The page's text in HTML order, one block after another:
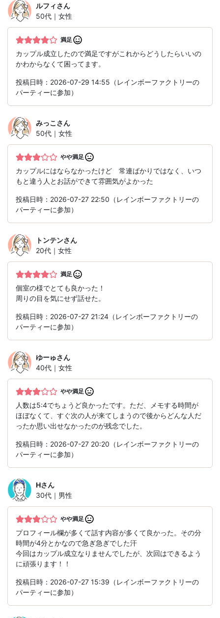
ルフィさん
50代｜女性
満足
カップル成立したので満足ですがこれからどうしたらいいの
かわからなくて困ってます。
投稿日時：2026-07-29 14:55（レインボーファクトリーの
パーティーに参加）
みっこ さん
50代｜女性
やや満足
カップルにはならなかったけど 常連ばかりではなく、いつ
もと違う人とお話ができて雰囲気がよかった
投稿日時：2026-07-27 22:50（レインボーファクトリーの
パーティーに参加）
トンテンさん
20代｜女性
満足
個室の様でとても良かった！
周りの目を気にせず話せた。
投稿日時：2026-07-27 21:24（レインボーファクトリーの
パーティーに参加）
ゆーゅさん
40代｜女性
やや満足
人数は5:4でちょうど良かったです。ただ、メモする時間が
ほぼなくて、すぐ次の人が来てしまうので後からどんな人だ
ったか思い出せなかったのが残念でした。
投稿日時：2026-07-27 20:20（レインボーファクトリーの
パーティーに参加）
Hさん
30代｜男性
やや満足
プロフィール欄が多くて話す内容が多くて良かった。その分
時間が4分とかなので急ぎ急ぎでした汗
今回はカップル成立なりませんでしたが、次回はできるよう
に頑張ります！！
投稿日時：2026-07-27 15:39（レインボーファクトリーの
パーティーに参加）